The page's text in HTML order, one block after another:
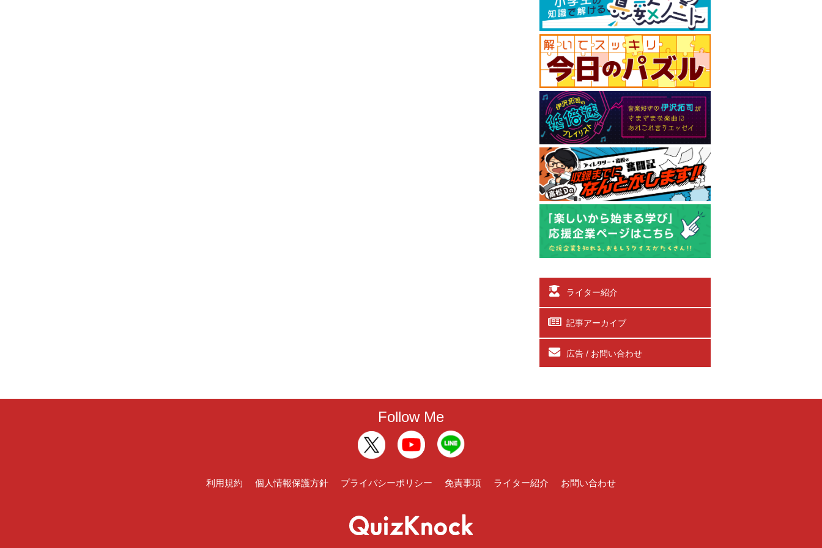
ライター紹介
記事アーカイブ
広告 / お問い合わせ
Follow Me
利用規約 個人情報保護方針 プライバシーポリシー 免責事項 ライター紹介 お問い合わせ